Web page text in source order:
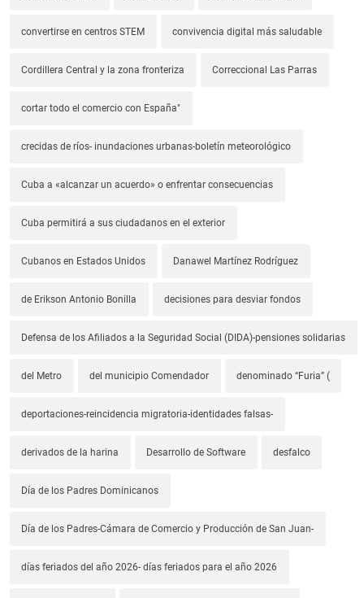
convertirse en centros STEM convivencia digital más saludable
Cordillera Central y la zona fronteriza Correccional Las Parras
cortar todo el comercio con España"
crecidas de ríos- inundaciones urbanas-boletín meteorológico
Cuba a «alcanzar un acuerdo» o enfrentar consecuencias
Cuba permitirá a sus ciudadanos en el exterior
Cubanos en Estados Unidos Danawel Martínez Rodríguez
de Erikson Antonio Bonilla decisiones para desviar fondos
Defensa de los Afiliados a la Seguridad Social (DIDA)-pensiones solidarias
del Metro del municipio Comendador denominado “Furia” (
deportaciones-reincidencia migratoria-identidades falsas-
derivados de la harina Desarrollo de Software desfalco
Día de los Padres Dominicanos
Día de los Padres-Cámara de Comercio y Producción de San Juan-
días feriados del año 2026- días feriados para el año 2026